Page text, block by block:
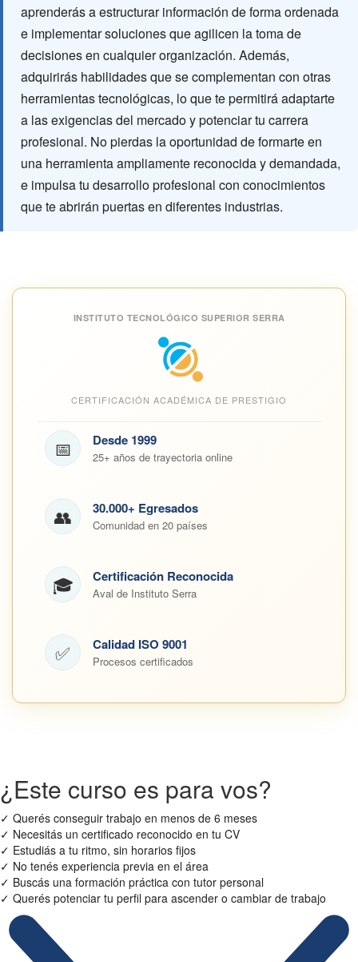
aprenderás a estructurar información de forma ordenada
e implementar soluciones que agilicen la toma de
decisiones en cualquier organización. Además,
adquirirás habilidades que se complementan con otras
herramientas tecnológicas, lo que te permitirá adaptarte
a las exigencias del mercado y potenciar tu carrera
profesional. No pierdas la oportunidad de formarte en
una herramienta ampliamente reconocida y demandada,
e impulsa tu desarrollo profesional con conocimientos
que te abrirán puertas en diferentes industrias.
INSTITUTO TECNOLÓGICO SUPERIOR SERRA
CERTIFICACIÓN ACADÉMICA DE PRESTIGIO
📅 Desde 1999
25+ años de trayectoria online
👥 30.000+ Egresados
Comunidad en 20 países
🎓 Certificación Reconocida
Aval de Instituto Serra
✅ Calidad ISO 9001
Procesos certificados
¿Este curso es para vos?
✓ Querés conseguir trabajo en menos de 6 meses
✓ Necesitás un certificado reconocido en tu CV
✓ Estudiás a tu ritmo, sin horarios fijos
✓ No tenés experiencia previa en el área
✓ Buscás una formación práctica con tutor personal
✓ Querés potenciar tu perfil para ascender o cambiar de trabajo